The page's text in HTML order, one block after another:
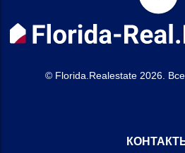
© Florida.Realestate 2026.